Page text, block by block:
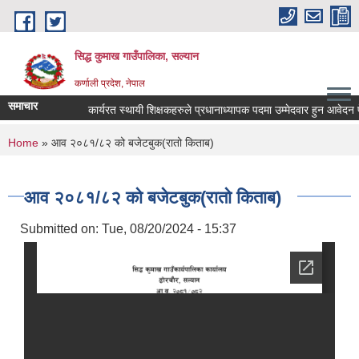
Skip to main content
सिद्ध कुमाख गाउँपालिका, सल्यान
कर्णाली प्रदेश, नेपाल
समाचार कार्यरत स्थायी शिक्षकहरुले प्रधानाध्यापक पदमा उम्मेदवार हुन आवेदन पेश
You are here
Home » आव २०८१/८२ को बजेटबुक(रातो किताब)
आव २०८१/८२ को बजेटबुक(रातो किताब)
Submitted on: Tue, 08/20/2024 - 15:37